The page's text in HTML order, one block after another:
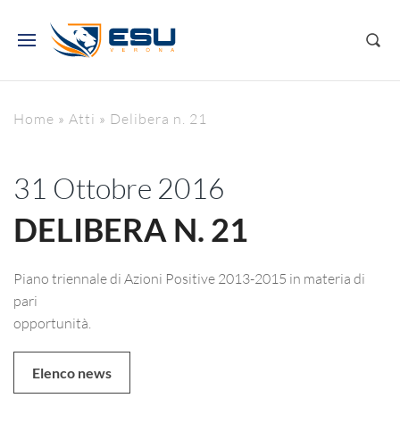
Home » Atti » Delibera n. 21
31 Ottobre 2016
DELIBERA N. 21
Piano triennale di Azioni Positive 2013-2015 in materia di
pari
opportunità.
Elenco news